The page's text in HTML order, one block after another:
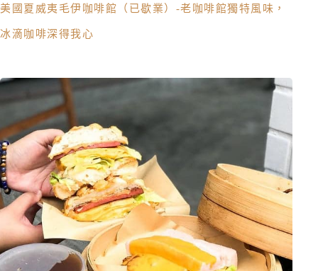
美國夏威夷毛伊咖啡館（已歇業）-老咖啡館獨特風味，
冰滴咖啡深得我心